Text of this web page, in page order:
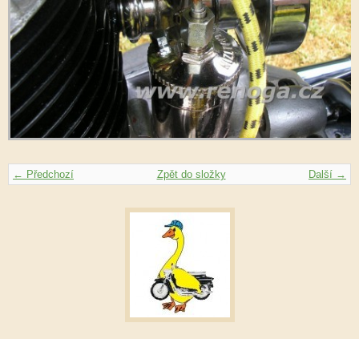
← Předchozí Další →
Zpět do složky